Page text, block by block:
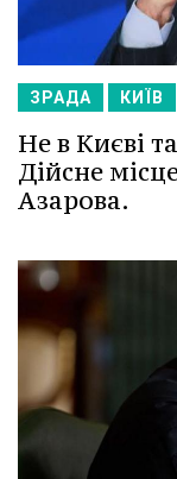
ЗРАДА КИЇВ
Не в Києві
Дійсне
Азарова.